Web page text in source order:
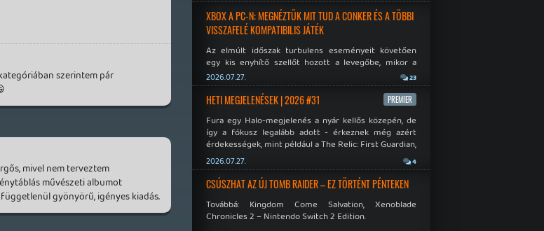
szerintem pár
mivel nem terveztem
művészeti albumot
gyönyörű, igényes kiadás.
XBOX A PC-N: MEGNÉZTÜK MIT TUD A CONKER ÉS A TÖBBI
VISSZAFELÉ KOMPATIBILIS JÁTÉK
Az elmúlt időszak turbulens eseményeit követően
egy kis enyhítő szellőt hozott a levegőbe, mikor a
Microsoft bejelentette, hogy PC-re is kiterjesztik az
Xbox Original visszafelé kompatibilitást. Lássuk,
meddig jutottak...
2026.07.27. 23
HETI MEGJELENÉSEK | 2026 #31 PREMIER
Fura egy Halo-megjelenés a nyár kellős közepén, de
így a fókusz legalább adott - érkeznek még azért
érdekességek, mint például a The Relic: First Guardian,
a Xenoblade Chronicles 2 és a Dispatch új átiratai vagy
éppen a Mistfall Hunter
2026.07.27. 4
CSÚSZHAT AZ ÚJ TOMB RAIDER – EZ TÖRTÉNT PÉNTEKEN
Továbbá: Kingdom Come Salvation, Xenoblade
Chronicles 2 – Nintendo Switch 2 Edition.